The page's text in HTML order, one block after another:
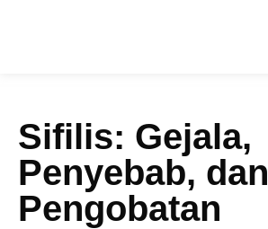
Sifilis: Gejala,
Penyebab, dan
Pengobatan